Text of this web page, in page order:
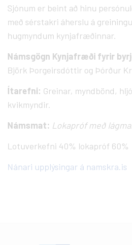
Sjónum er beint að hinu
með sérstakri áherslu á
hugmyndum kynjafræðinnar.
Námsgögn Kynjafræði fyrir
Björk Þorgeirsdóttir og Þórður
Ítarefni: Greinar, myndbönd,
kvikmyndir.
Námsmat: Lokapróf með
Lotuverkefni 40% lokapróf 60%
Nánari upplýsingar á namskra.is